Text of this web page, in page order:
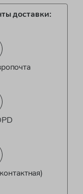
доставки: